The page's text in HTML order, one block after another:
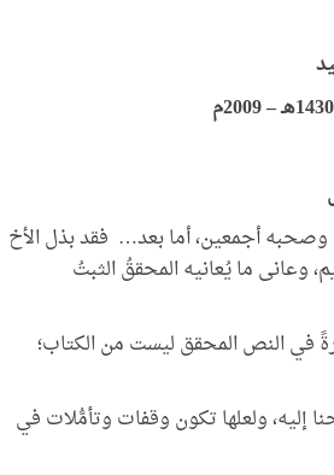
وصحبه أجمعين، أما بعد… فقد بذل الأخ
وعانى ما يُعانيه المحققُ الثبتُ
في النص المحقق ليست من الكتاب؛
إليه، ولعلها تكون وقفات وتأمُّلات في